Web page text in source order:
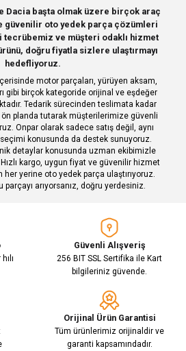
veya görüntülenemiyor.
bilgiler bulunuyor.
daha pahalı.
olmalı.
Gönder
Paylaş
Dacia başta olmak üzere birçok araç
güvenilir oto yedek parça çözümleri
tecrübemiz ve müşteri odaklı hizmet
doğru fiyatla sizlere ulaştırmayı
hedefliyoruz.
motor parçaları, yürüyen aksam,
gibi birçok kategoride orijinal ve eşdeğer
Tedarik sürecinden teslimata kadar
planda tutarak müşterilerimize güvenli
Onpar olarak sadece satış değil, aynı
konusunda da destek sunuyoruz.
detaylar konusunda uzman ekibimizle
Hızlı kargo, uygun fiyat ve güvenilir hizmet
her yerine oto yedek parça ulaştırıyoruz.
parçayı arıyorsanız, doğru yerdesiniz.
Güvenli Alışveriş
256 BIT SSL Sertifika ile Kart
bilgileriniz güvende.
Orijinal Ürün Garantisi
Tüm ürünlerimiz orijinaldir ve
garanti kapsamındadır.